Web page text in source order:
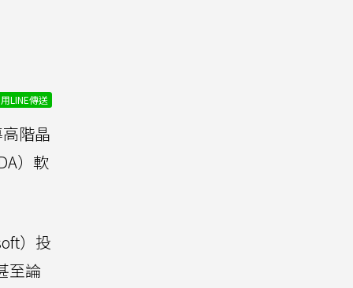
用LINE傳送
階晶
）軟
）投
至論